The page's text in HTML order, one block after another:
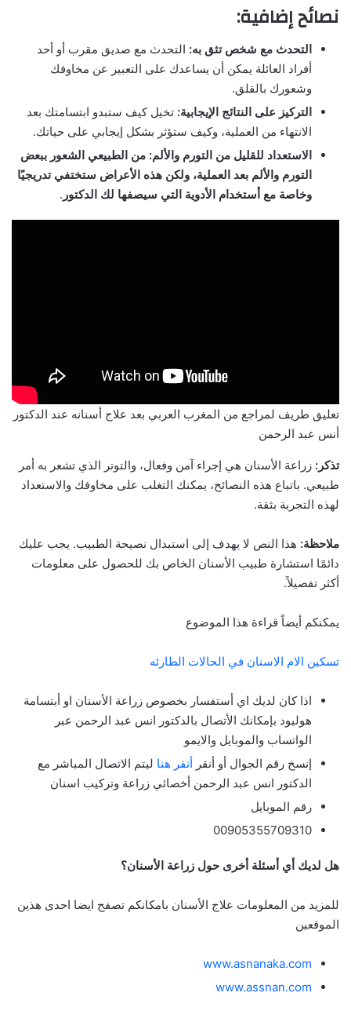
نصائح إضافية:
التحدث مع شخص تثق به: التحدث مع صديق مقرب أو أحد
أفراد العائلة يمكن أن يساعدك على التعبير عن مخاوفك
وشعورك بالقلق.
التركيز على النتائج الإيجابية: تخيل كيف ستبدو ابتسامتك بعد
الانتهاء من العملية، وكيف ستؤثر بشكل إيجابي على حياتك.
الاستعداد للقليل من التورم والألم: من الطبيعي الشعور ببعض
التورم والألم بعد العملية، ولكن هذه الأعراض ستختفي تدريجيًا
وخاصة مع أستخدام الأدوية التي سيصفها لك الدكتور .
تعليق طريف لمراجع من المغرب العربي بعد علاج أسنانه عند الدكتور
أنس عبد الرحمن
تذكر: زراعة الأسنان هي إجراء آمن وفعال، والتوتر الذي تشعر به أمر
طبيعي. باتباع هذه النصائح، يمكنك التغلب على مخاوفك والاستعداد
لهذه التجربة بثقة.
ملاحظة: هذا النص لا يهدف إلى استبدال نصيحة الطبيب. يجب عليك
دائمًا استشارة طبيب الأسنان الخاص بك للحصول على معلومات
أكثر تفصيلاً.
يمكنكم أيضاً قراءة هذا الموضوع
تسكين الام الاسنان في الحالات الطارئه
اذا كان لديك اي أستفسار بخصوص زراعة الأسنان او أبتسامة
هوليود بإمكانك الأتصال بالدكتور انس عبد الرحمن عبر
الواتساب والموبايل والايمو
إنسخ رقم الجوال أو أنقر أنقر هنا ليتم الاتصال المباشر مع
الدكتور انس عبد الرحمن أخصائي زراعة وتركيب اسنان
رقم الموبايل
00905355709310
هل لديك أي أسئلة أخرى حول زراعة الأسنان؟
للمزيد من المعلومات علاج الأسنان بامكانكم تصفح ايضا احدى هذين
الموقعين
www.asnanaka.com
www.assnan.com